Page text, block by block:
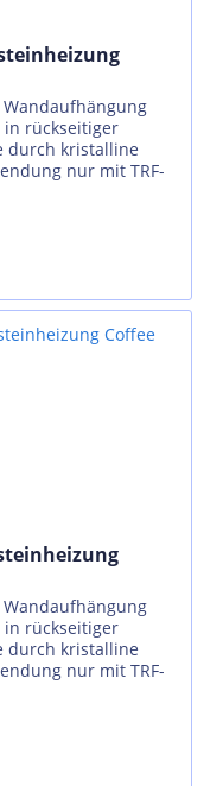
in rückseitiger
durch kristalline
nur mit TRF-
in rückseitiger
durch kristalline
nur mit TRF-